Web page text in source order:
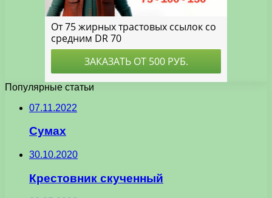
Популярные статьи
07.11.2022
Сумах
30.10.2020
Крестовник скученный